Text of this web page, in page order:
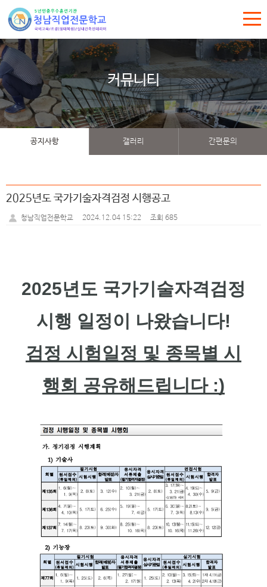
커뮤니티
공지사항 갤러리 간편문의
2025년도 국가기술자격검정 시행공고
청남직업전문학교 2024.12.04 15:22 조회 685
2025년도 국가기술자격검정
시행 일정이 나왔습니다!
검정 시험일정 및 종목별 시
행회 공유해드립니다 :)